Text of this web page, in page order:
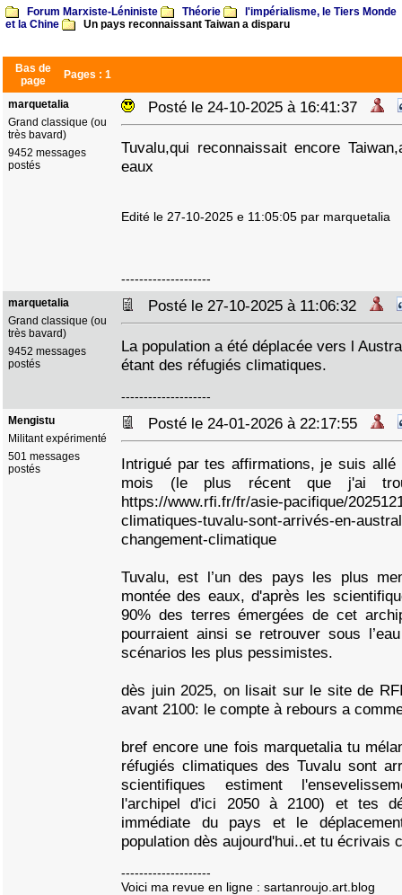
Forum Marxiste-Léniniste Théorie
l'impérialisme, le Tiers Monde
et la Chine
Un pays reconnaissant Taiwan a disparu
Bas de
page
Pages : 1
marquetalia
Grand classique (ou
très bavard)
9452 messages
postés
Posté le 24-10-2025 à 16:41:37
Tuvalu,qui reconnaissait encore
eaux
Edité le 27-10-2025 e 11:05:05 par marquetalia
--------------------
marquetalia
Grand classique (ou
très bavard)
9452 messages
postés
Posté le 27-10-2025 à 11:06:32
La population a été déplacée vers l
étant des réfugiés climatiques.
--------------------
Mengistu
Militant expérimenté
501 messages
postés
Posté le 24-01-2026 à 22:17:55
Intrigué par tes affirmations, je suis
mois (le plus récent que j'ai
https://www.rfi.fr/fr/asie-pacifique/
climatiques-tuvalu-sont-arrivés-en-
changement-climatique
Tuvalu, est l’un des pays les plus
montée des eaux, d'après les
90% des terres émergées de cet
pourraient ainsi se retrouver sous
scénarios les plus pessimistes.
dès juin 2025, on lisait sur le site de
avant 2100: le compte à rebours a
bref encore une fois marquetalia tu
réfugiés climatiques des Tuvalu sont
scientifiques estiment
l'archipel d'ici 2050 à 2100) et tes
immédiate du pays et le
population dès aujourd'hui..et tu écrivais
--------------------
Voici ma revue en ligne : sartanroujo.art.blog